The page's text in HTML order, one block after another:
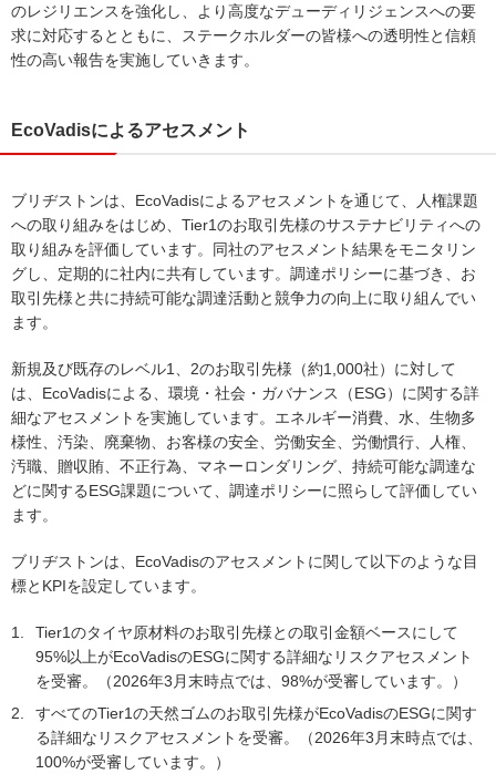
のレジリエンスを強化し、より高度なデューディリジェンスへの要
求に対応するとともに、ステークホルダーの皆様への透明性と信頼
性の高い報告を実施していきます。
EcoVadisによるアセスメント
ブリヂストンは、EcoVadisによるアセスメントを通じて、人権課題
への取り組みをはじめ、Tier1のお取引先様のサステナビリティへの
取り組みを評価しています。同社のアセスメント結果をモニタリン
グし、定期的に社内に共有しています。調達ポリシーに基づき、お
取引先様と共に持続可能な調達活動と競争力の向上に取り組んでい
ます。
新規及び既存のレベル1、2のお取引先様（約1,000社）に対して
は、EcoVadisによる、環境・社会・ガバナンス（ESG）に関する詳
細なアセスメントを実施しています。エネルギー消費、水、生物多
様性、汚染、廃棄物、お客様の安全、労働安全、労働慣行、人権、
汚職、贈収賄、不正行為、マネーロンダリング、持続可能な調達な
どに関するESG課題について、調達ポリシーに照らして評価してい
ます。
ブリヂストンは、EcoVadisのアセスメントに関して以下のような目
標とKPIを設定しています。
1.
Tier1のタイヤ原材料のお取引先様との取引金額ベースにして
95%以上がEcoVadisのESGに関する詳細なリスクアセスメント
を受審。（2026年3月末時点では、98%が受審しています。）
2.
すべてのTier1の天然ゴムのお取引先様がEcoVadisのESGに関す
る詳細なリスクアセスメントを受審。（2026年3月末時点では、
100%が受審しています。）